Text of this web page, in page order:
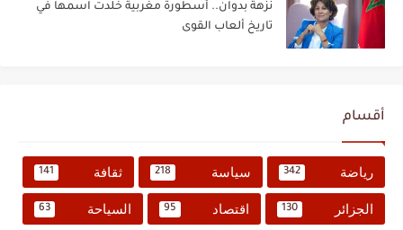
نزهة بدوان.. أسطورة مغربية خلدت اسمها في
تاريخ ألعاب القوى
أقسام
رياضة 342 سياسة 218 ثقافة 141
الجزائر 130 اقتصاد 95 السياحة 63